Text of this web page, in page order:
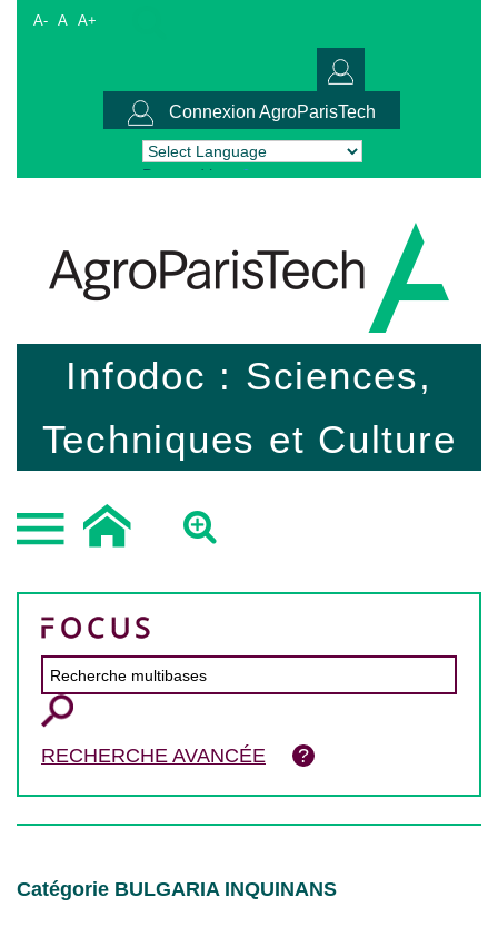
A- A A+
Connexion AgroParisTech
Powered by Translate
Infodoc : Sciences,
Techniques et Culture
RECHERCHE AVANCÉE
Catégorie BULGARIA INQUINANS